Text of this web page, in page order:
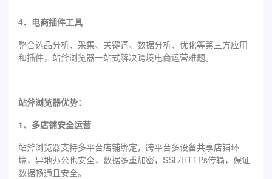
4、电商插件工具
整合选品分析、采集、关键词、数据分析、优化等第三方应用
和插件，站斧浏览器一站式解决跨境电商运营难题。
站斧浏览器优势：
1、多店铺安全运营
站斧浏览器支持多平台店铺绑定，跨平台多设备共享店铺环
境，异地办公也安全，数据多重加密，SSL/HTTPs传输，保证
数据畅通且安全。